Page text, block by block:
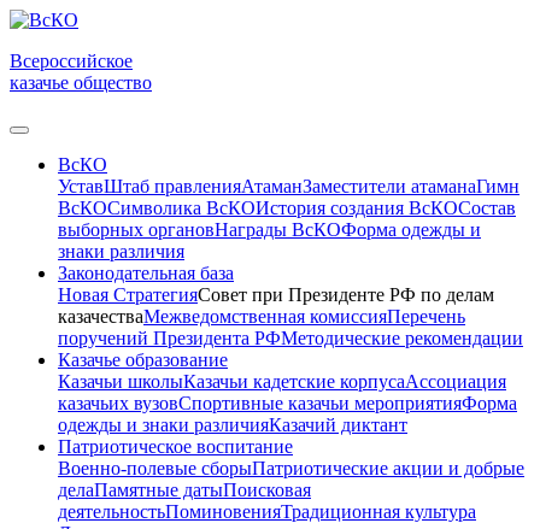
Всероссийское
казачье общество
ВсКО
УставШтаб правленияАтаманЗаместители атаманаГимн
ВсКОСимволика ВсКОИстория создания ВсКОСостав
выборных органовНаграды ВсКОФорма одежды и
знаки различия
Законодательная база
Новая СтратегияСовет при Президенте РФ по делам
казачестваМежведомственная комиссияПеречень
поручений Президента РФМетодические рекомендации
Казачье образование
Казачьи школыКазачьи кадетские корпусаАссоциация
казачьих вузовСпортивные казачьи мероприятияФорма
одежды и знаки различияКазачий диктант
Патриотическое воспитание
Военно-полевые сборыПатриотические акции и добрые
делаПамятные датыПоисковая
деятельностьПоминовенияТрадиционная культура